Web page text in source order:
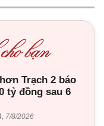
Trạch 2 báo
tỷ đồng sau 6
7/8/2026